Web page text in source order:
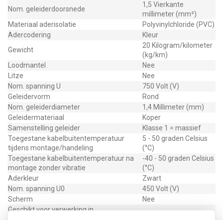
Nom. geleiderdoorsnede
1,5 Vierkante
millimeter (mm²)
Materiaal aderisolatie
Polyvinylchloride (PVC)
Adercodering
Kleur
Gewicht
20 Kilogram/kilometer
(kg/km)
Loodmantel
Nee
Litze
Nee
Nom. spanning U
750 Volt (V)
Geleidervorm
Rond
Nom. geleiderdiameter
1,4 Millimeter (mm)
Geleidermateriaal
Koper
Samenstelling geleider
Klasse 1 = massief
Toegestane kabelbuitentemperatuur
tijdens montage/handeling
5 - 50 graden Celsius
(°C)
Toegestane kabelbuitentemperatuur na
montage zonder vibratie
-40 - 50 graden Celsius
(°C)
Aderkleur
Zwart
Nom. spanning U0
450 Volt (V)
Scherm
Nee
Geschikt voor verwerking in